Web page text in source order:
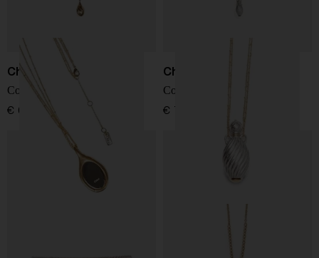
Chloé
Collana Chloé Mirror
€ 690,00
Chloé
Collana Chloé Mirror
€ 790,00